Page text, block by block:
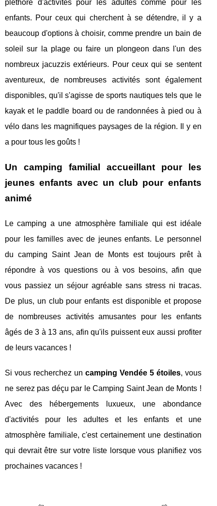
pléthore d'activités pour les adultes comme pour les
enfants. Pour ceux qui cherchent à se détendre, il y a
beaucoup d'options à choisir, comme prendre un bain de
soleil sur la plage ou faire un plongeon dans l'un des
nombreux jacuzzis extérieurs. Pour ceux qui se sentent
aventureux, de nombreuses activités sont également
disponibles, qu'il s'agisse de sports nautiques tels que le
kayak et le paddle board ou de randonnées à pied ou à
vélo dans les magnifiques paysages de la région. Il y en
a pour tous les goûts !
Un camping familial accueillant pour les
jeunes enfants avec un club pour enfants
animé
Le camping a une atmosphère familiale qui est idéale
pour les familles avec de jeunes enfants. Le personnel
du camping Saint Jean de Monts est toujours prêt à
répondre à vos questions ou à vos besoins, afin que
vous passiez un séjour agréable sans stress ni tracas.
De plus, un club pour enfants est disponible et propose
de nombreuses activités amusantes pour les enfants
âgés de 3 à 13 ans, afin qu'ils puissent eux aussi profiter
de leurs vacances !
Si vous recherchez un camping Vendée 5 étoiles, vous
ne serez pas déçu par le Camping Saint Jean de Monts !
Avec des hébergements luxueux, une abondance
d'activités pour les adultes et les enfants et une
atmosphère familiale, c'est certainement une destination
qui devrait être sur votre liste lorsque vous planifiez vos
prochaines vacances !